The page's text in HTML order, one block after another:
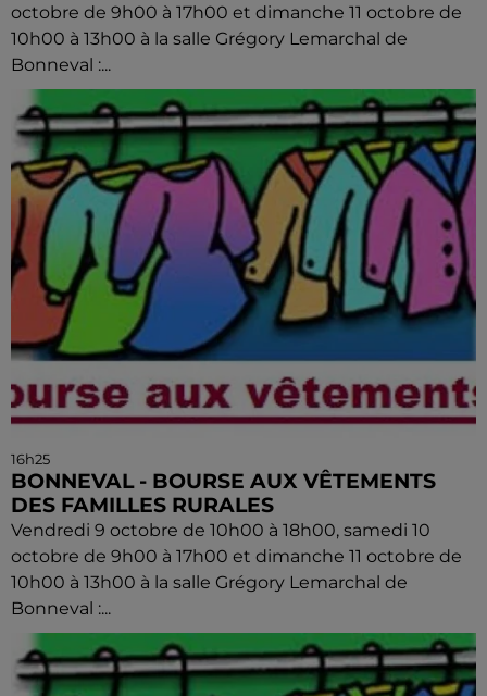
octobre de 9h00 à 17h00 et dimanche 11 octobre de
10h00 à 13h00 à la salle Grégory Lemarchal de
Bonneval :...
16h25
BONNEVAL - BOURSE AUX VÊTEMENTS
DES FAMILLES RURALES
Vendredi 9 octobre de 10h00 à 18h00, samedi 10
octobre de 9h00 à 17h00 et dimanche 11 octobre de
10h00 à 13h00 à la salle Grégory Lemarchal de
Bonneval :...